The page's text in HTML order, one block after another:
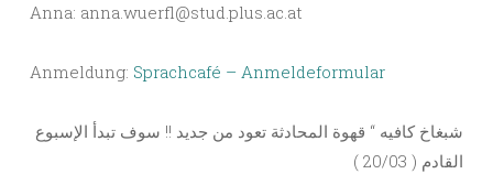
Anna: anna.wuerfl@stud.plus.ac.at
Anmeldung: Sprachcafé – Anmeldeformular
شبغاخ كافيه “ قهوة المحادثة تعود من جديد !! سوف تبدأ الإسبوع
القادم ( 20/03 )